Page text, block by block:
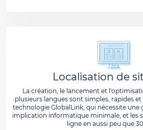
Localisation de
La création, le lancement et
plusieurs langues sont simples, rapides
technologie GlobalLink, qui nécessite
implication informatique minimale, et les
ligne en aussi peu que